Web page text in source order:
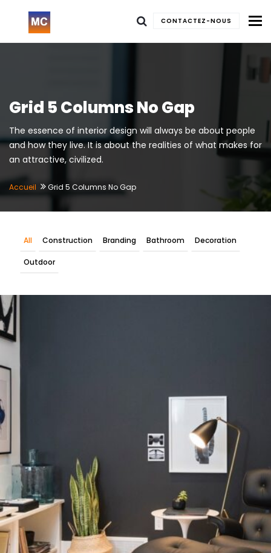
CONTACTEZ-NOUS
Grid 5 Columns No Gap
The essence of interior design will always be about people
and how they live. It is about the realities of what makes for
an attractive, civilized.
Accueil Grid 5 Columns No Gap
All Construction Branding Bathroom Decoration
Outdoor